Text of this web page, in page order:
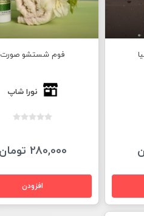
فوم شستشو صورت
نورا شاپ
280,000 تومان